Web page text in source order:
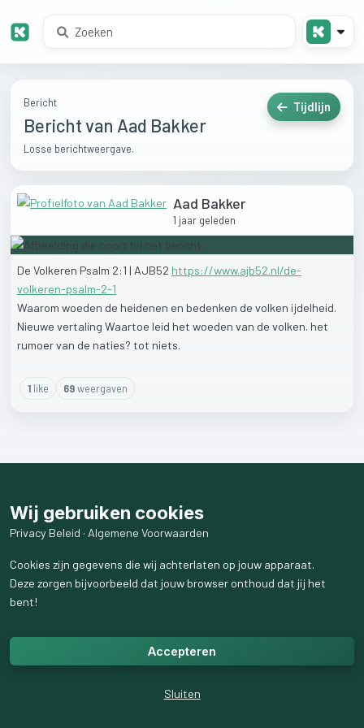
Bericht
Bericht van Aad Bakker
Losse berichtweergave.
Tijdlijn
Aad Bakker
1 jaar geleden
De Volkeren Psalm 2:1 | AJB52 https://www.ajb52.nl/de-
volkeren-psalm-2-1
Waarom woeden de heidenen en bedenken de volken ijdelheid.
Nieuwe vertaling Waartoe leid het woeden van de volken. het
rumoervan de naties? tot niets.
1like 69weergaven
Wij gebruiken cookies
Privacy Beleid · Algemene Voorwaarden
Cookies zijn gegevens die wij achterlaten op jouw apparaat.
Deze zorgen bijvoorbeeld dat jouw browser onthoud dat jij het
bent!
Accepteren
Sluiten